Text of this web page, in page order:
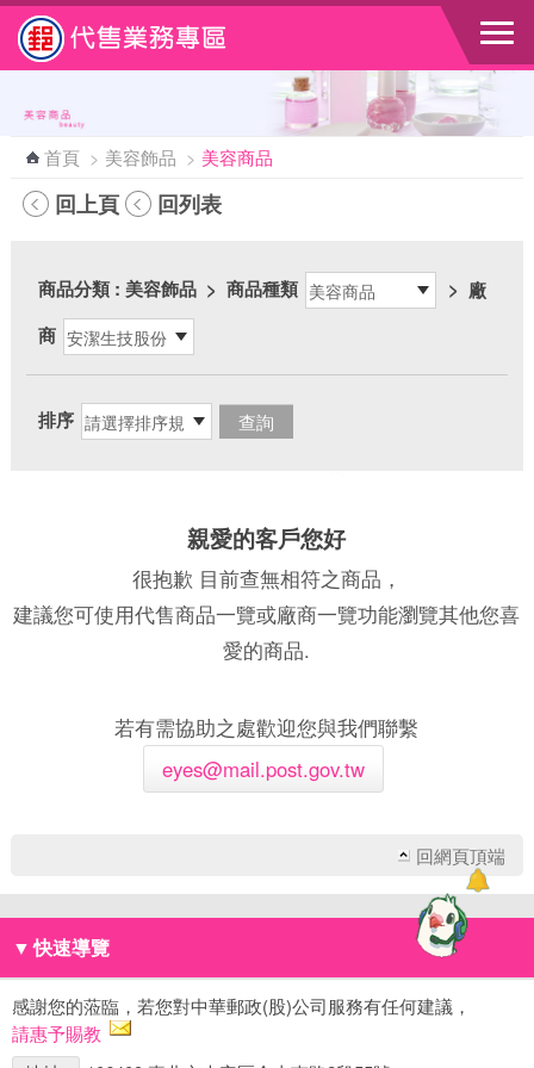
跳到主要內容區塊
首頁 > 美容飾品 > 美容商品
回上頁 回列表
商品分類: 美容飾品 > 商品種類 > 廠
商
排序
親愛的客戶您好
很抱歉 目前查無相符之商品，
建議您可使用代售商品一覽或廠商一覽功能瀏覽其他您喜
愛的商品.
若有需協助之處歡迎您與我們聯繫
eyes@mail.post.gov.tw
回網頁頂端
▼ 快速導覽
感謝您的蒞臨，若您對中華郵政(股)公司服務有任何建議，
請惠予賜教